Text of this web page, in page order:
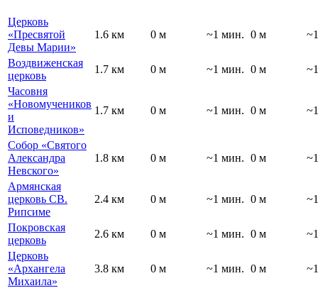
Церковь
«Пресвятой
Девы Марии»
1.6 км 0 м ~1 мин. 0 м
Воздвиженская
церковь
1.7 км 0 м ~1 мин. 0 м
Часовня
«Новомучеников
и
Исповедников»
1.7 км 0 м ~1 мин. 0 м
Собор «Святого
Александра
Невского»
1.8 км 0 м ~1 мин. 0 м
Армянская
церковь СВ.
Рипсиме
2.4 км 0 м ~1 мин. 0 м
Покровская
церковь
2.6 км 0 м ~1 мин. 0 м
Церковь
«Архангела
Михаила»
3.8 км 0 м ~1 мин. 0 м